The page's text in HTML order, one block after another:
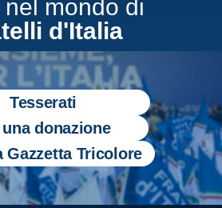
nel mondo di
d'Italia
Tesserati
una donazione
Gazzetta Tricolore